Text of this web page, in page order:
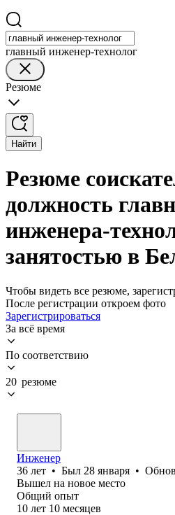
главный инженер-технолог
Резюме
Найти
Резюме
должность
инженера-
занятостью в
Чтобы видеть все резюме,
После регистрации откроем фото
Зарегистрироваться
За всё время
По соответствию
20 резюме
Инженер
36 лет • Был 28 января •
Вышел на новое место
Общий опыт
10 лет 10 месяцев